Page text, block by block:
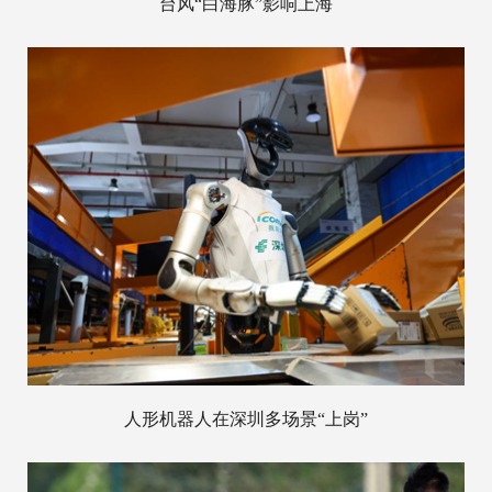
台风“白海豚”影响上海
人形机器人在深圳多场景“上岗”